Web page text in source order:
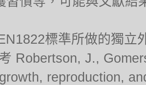
標準所做的獨立
Robertson, J.,
reproduction,